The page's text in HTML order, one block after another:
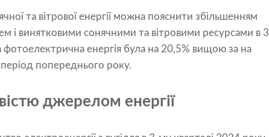
та вітрової енергії можна пояснити збільшенням
і винятковими сонячними та вітровими ресурсами в 3
​​фотоелектрична енергія була на 20,5% вищою за на
попереднього року.
джерелом енергії